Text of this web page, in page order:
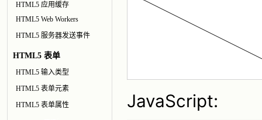
HTML5 应用缓存
HTML5 Web Workers
HTML5 服务器发送事件
HTML5 表单
HTML5 输入类型
HTML5 表单元素
HTML5 表单属性
JavaScript: